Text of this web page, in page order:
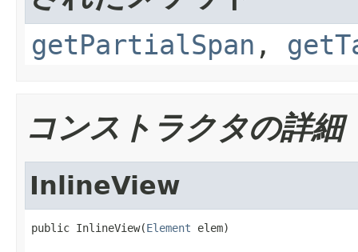
getPartialSpan ,
コンストラクタの詳細
InlineView
public InlineView(Element elem)